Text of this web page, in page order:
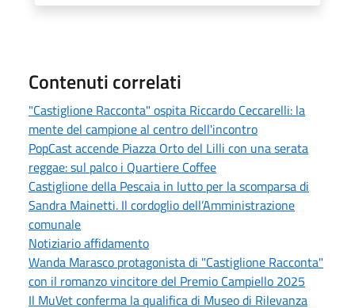
Contenuti correlati
"Castiglione Racconta" ospita Riccardo Ceccarelli: la
mente del campione al centro dell'incontro
PopCast accende Piazza Orto del Lilli con una serata
reggae: sul palco i Quartiere Coffee
Castiglione della Pescaia in lutto per la scomparsa di
Sandra Mainetti. Il cordoglio dell’Amministrazione
comunale
Notiziario affidamento
Wanda Marasco protagonista di "Castiglione Racconta"
con il romanzo vincitore del Premio Campiello 2025
Il MuVet conferma la qualifica di Museo di Rilevanza